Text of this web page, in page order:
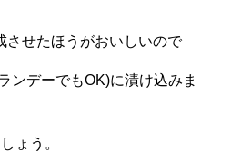
させたほうがおいしいので
ンデーでもOK)に漬け込みま
ょう。